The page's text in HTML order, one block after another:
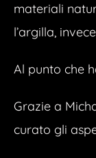
materiali
l’argilla,
Al punto che
Grazie a
curato gli